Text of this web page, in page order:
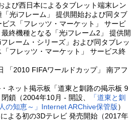
よび西日本によるタブレット端末レン
光iフレーム」 提供開始および同タブ
ス「フレッツ・マーケット」 サービ
終機種となる「光iフレーム2」 提供開
レーム・シリーズ」および同タブレッ
「フレッツ・マーケット」 サービス終
「2010 FIFAワールドカップ」 南アフ
ネット掲示板「道東と釧路の掲示板 9
鎖（2004年10月 - 開設、
「道東と釧
の知恵～」Internet ARChive保管版）
よる初の3Dテレビ 発売開始（2017年